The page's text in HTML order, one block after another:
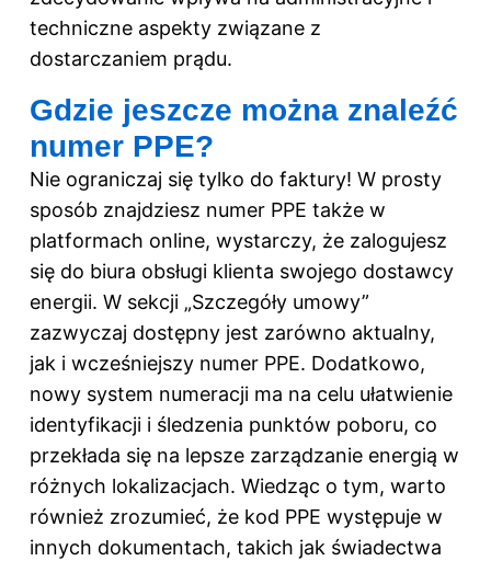
techniczne aspekty związane z
dostarczaniem prądu.
Gdzie jeszcze można znaleźć
numer PPE?
Nie ograniczaj się tylko do faktury! W prosty
sposób znajdziesz numer PPE także w
platformach online, wystarczy, że zalogujesz
się do biura obsługi klienta swojego dostawcy
energii. W sekcji „Szczegóły umowy”
zazwyczaj dostępny jest zarówno aktualny,
jak i wcześniejszy numer PPE. Dodatkowo,
nowy system numeracji ma na celu ułatwienie
identyfikacji i śledzenia punktów poboru, co
przekłada się na lepsze zarządzanie energią w
różnych lokalizacjach. Wiedząc o tym, warto
również zrozumieć, że kod PPE występuje w
innych dokumentach, takich jak świadectwa